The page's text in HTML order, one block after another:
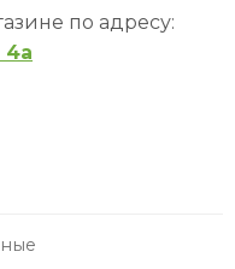
по адресу:
4а